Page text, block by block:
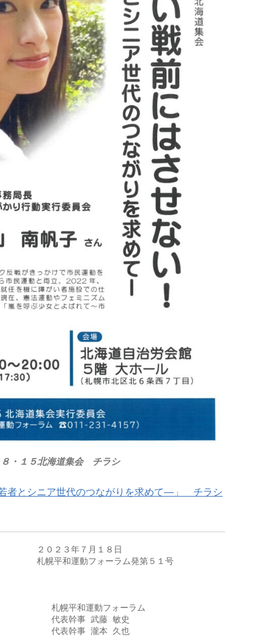
１５北海道集会 チラシ
者とシニア世代のつながりを求めて—」 チラシ
月１８日
ラム発第５１号
札幌平和運動フォーラム
代表幹事 武藤 敏史
代表幹事 瀧本 久也